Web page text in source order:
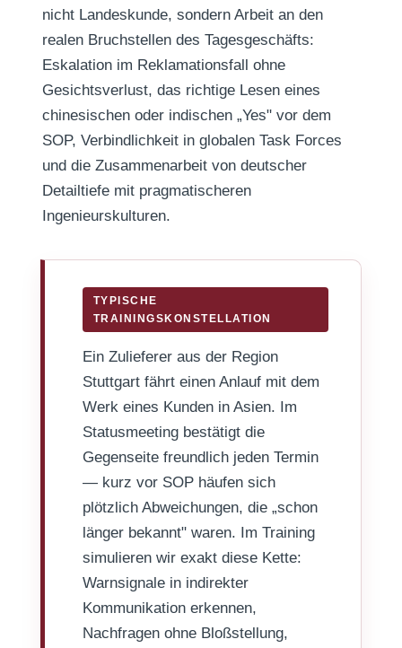
nicht Landeskunde, sondern Arbeit an den
realen Bruchstellen des Tagesgeschäfts:
Eskalation im Reklamationsfall ohne
Gesichtsverlust, das richtige Lesen eines
chinesischen oder indischen „Yes" vor dem
SOP, Verbindlichkeit in globalen Task Forces
und die Zusammenarbeit von deutscher
Detailtiefe mit pragmatischeren
Ingenieurskulturen.
TYPISCHE
TRAININGSKONSTELLATION
Ein Zulieferer aus der Region
Stuttgart fährt einen Anlauf mit dem
Werk eines Kunden in Asien. Im
Statusmeeting bestätigt die
Gegenseite freundlich jeden Termin
— kurz vor SOP häufen sich
plötzlich Abweichungen, die „schon
länger bekannt" waren. Im Training
simulieren wir exakt diese Kette:
Warnsignale in indirekter
Kommunikation erkennen,
Nachfragen ohne Bloßstellung,